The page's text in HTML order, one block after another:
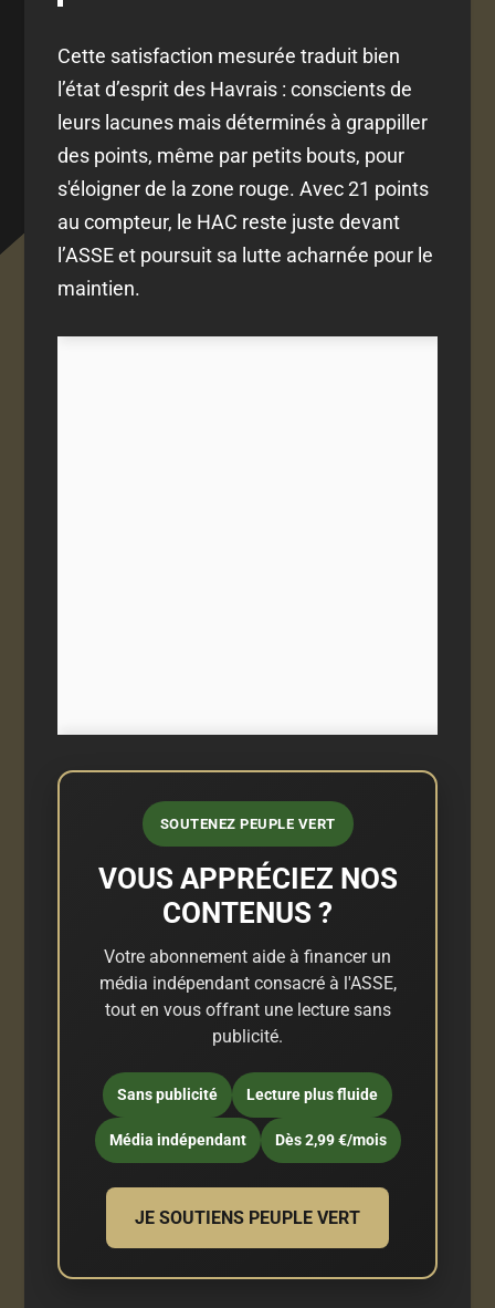
Cette satisfaction mesurée traduit bien
l’état d’esprit des Havrais : conscients de
leurs lacunes mais déterminés à grappiller
des points, même par petits bouts, pour
s'éloigner de la zone rouge. Avec 21 points
au compteur, le HAC reste juste devant
l’ASSE et poursuit sa lutte acharnée pour le
maintien.
SOUTENEZ PEUPLE VERT
VOUS APPRÉCIEZ NOS
CONTENUS ?
Votre abonnement aide à financer un
média indépendant consacré à l'ASSE,
tout en vous offrant une lecture sans
publicité.
Sans publicité Lecture plus fluide
Média indépendant Dès 2,99 €/mois
JE SOUTIENS PEUPLE VERT